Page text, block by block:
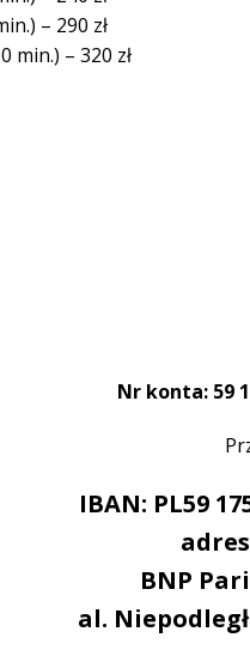
– 290 zł
min.) – 320 zł
Nr konta: 59
IBAN: PL59
BNP
al.